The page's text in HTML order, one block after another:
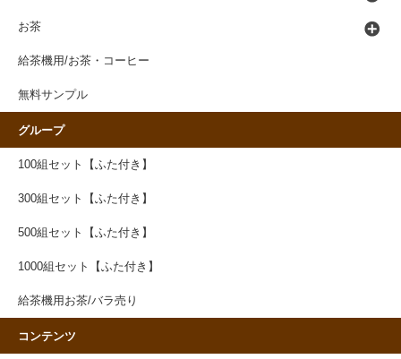
お茶
給茶機用/お茶・コーヒー
無料サンプル
グループ
100組セット【ふた付き】
300組セット【ふた付き】
500組セット【ふた付き】
1000組セット【ふた付き】
給茶機用お茶/バラ売り
コンテンツ